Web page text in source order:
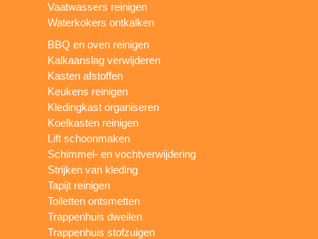
Vaatwassers reinigen
Waterkokers ontkalken
BBQ en oven reinigen
Kalkaanslag verwijderen
Kasten afstoffen
Keukens reinigen
Kledingkast organiseren
Koelkasten reinigen
Lift schoonmaken
Schimmel- en vochtverwijdering
Strijken van kleding
Tapijt reinigen
Toiletten ontsmetten
Trappenhuis dweilen
Trappenhuis stofzuigen